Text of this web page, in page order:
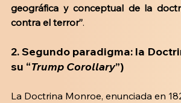
geográfica y conceptual de la
contra el terror”.
2.Segundo paradigma: la
su “Trump Corollary”)
La Doctrina Monroe, enunciada en